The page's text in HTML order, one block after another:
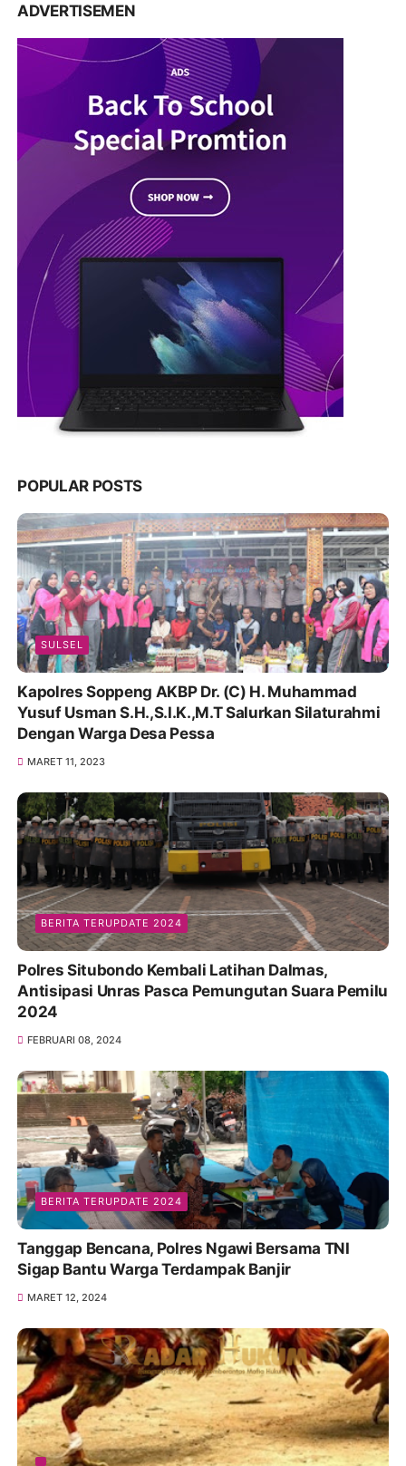
ADVERTISEMEN
POPULAR POSTS
SULSEL
Kapolres Soppeng AKBP Dr. (C) H. Muhammad
Yusuf Usman S.H.,S.I.K.,M.T Salurkan Silaturahmi
Dengan Warga Desa Pessa
MARET 11, 2023
BERITA TERUPDATE 2024
Polres Situbondo Kembali Latihan Dalmas,
Antisipasi Unras Pasca Pemungutan Suara Pemilu
2024
FEBRUARI 08, 2024
BERITA TERUPDATE 2024
Tanggap Bencana, Polres Ngawi Bersama TNI
Sigap Bantu Warga Terdampak Banjir
MARET 12, 2024